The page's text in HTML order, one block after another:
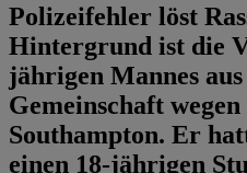
Polizeifehler löst
Hintergrund ist die
jährigen Mannes
Gemeinschaft
Southampton. Er
einen 18-jährigen